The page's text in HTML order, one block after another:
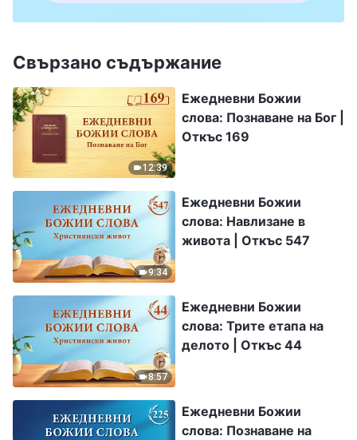
Свързано съдържание
12:39
Ежедневни Божии
слова: Познаване на Бог |
Откъс 169
9:34
Ежедневни Божии
слова: Навлизане в
живота | Откъс 547
8:57
Ежедневни Божии
слова: Трите етапа на
делото | Откъс 44
Ежедневни Божии
слова: Познаване на